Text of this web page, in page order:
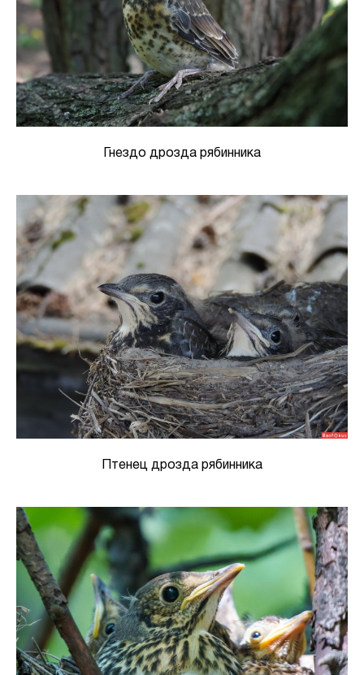
Гнездо дрозда рябинника
Птенец дрозда рябинника